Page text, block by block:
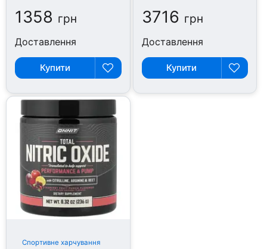
1358 грн
Доставлення
Купити
3716 грн
Доставлення
Купити
Спортивне харчування